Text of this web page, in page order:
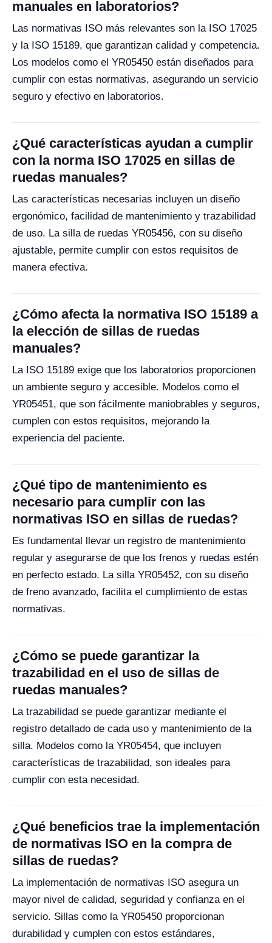
manuales en laboratorios?
Las normativas ISO más relevantes son la ISO 17025
y la ISO 15189, que garantizan calidad y competencia.
Los modelos como el YR05450 están diseñados para
cumplir con estas normativas, asegurando un servicio
seguro y efectivo en laboratorios.
¿Qué características ayudan a cumplir
con la norma ISO 17025 en sillas de
ruedas manuales?
Las características necesarias incluyen un diseño
ergonómico, facilidad de mantenimiento y trazabilidad
de uso. La silla de ruedas YR05456, con su diseño
ajustable, permite cumplir con estos requisitos de
manera efectiva.
¿Cómo afecta la normativa ISO 15189 a
la elección de sillas de ruedas
manuales?
La ISO 15189 exige que los laboratorios proporcionen
un ambiente seguro y accesible. Modelos como el
YR05451, que son fácilmente maniobrables y seguros,
cumplen con estos requisitos, mejorando la
experiencia del paciente.
¿Qué tipo de mantenimiento es
necesario para cumplir con las
normativas ISO en sillas de ruedas?
Es fundamental llevar un registro de mantenimiento
regular y asegurarse de que los frenos y ruedas estén
en perfecto estado. La silla YR05452, con su diseño
de freno avanzado, facilita el cumplimiento de estas
normativas.
¿Cómo se puede garantizar la
trazabilidad en el uso de sillas de
ruedas manuales?
La trazabilidad se puede garantizar mediante el
registro detallado de cada uso y mantenimiento de la
silla. Modelos como la YR05454, que incluyen
características de trazabilidad, son ideales para
cumplir con esta necesidad.
¿Qué beneficios trae la implementación
de normativas ISO en la compra de
sillas de ruedas?
La implementación de normativas ISO asegura un
mayor nivel de calidad, seguridad y confianza en el
servicio. Sillas como la YR05450 proporcionan
durabilidad y cumplen con estos estándares,